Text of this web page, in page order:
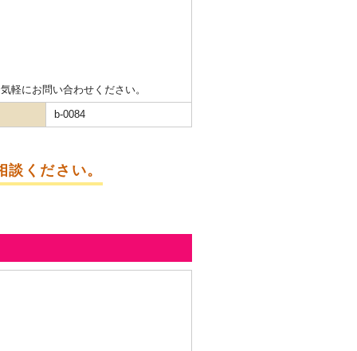
軽にお問い合わせください。
b-0084
ください。